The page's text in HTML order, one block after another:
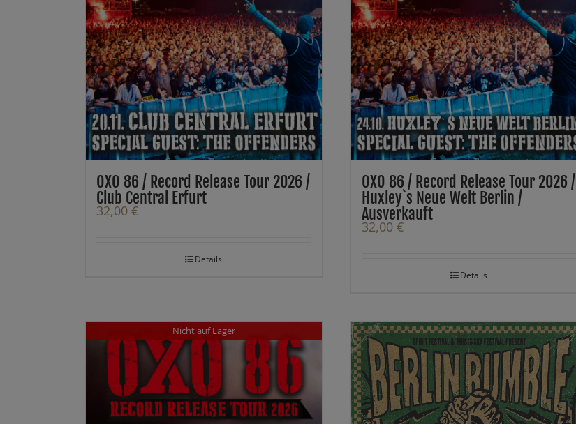
OXO 86 / Record Release Tour 2026 /
Club Central Erfurt
32,00 €
Details
OXO 86 / Record Release Tour 2026 /
Huxley`s Neue Welt Berlin /
Ausverkauft
32,00 €
Details
Nicht auf Lager